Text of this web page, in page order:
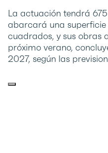
La actuación tendrá
abarcará una
cuadrados, y sus obras
próximo verano,
2027, según las